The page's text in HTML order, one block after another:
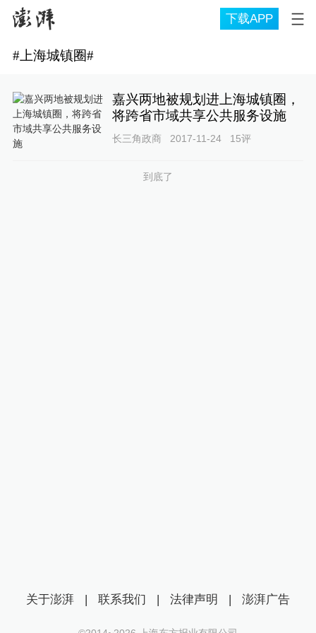
下载APP
#上海城镇圈#
嘉兴两地被规划进上海城镇圈，
将跨省市域共享公共服务设施
长三角政商 2017-11-24 15评
到底了
关于澎湃 | 联系我们 | 法律声明 | 澎湃广告